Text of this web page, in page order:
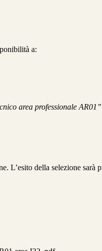
a:
area professionale AR01”
L’esito della selezione sarà